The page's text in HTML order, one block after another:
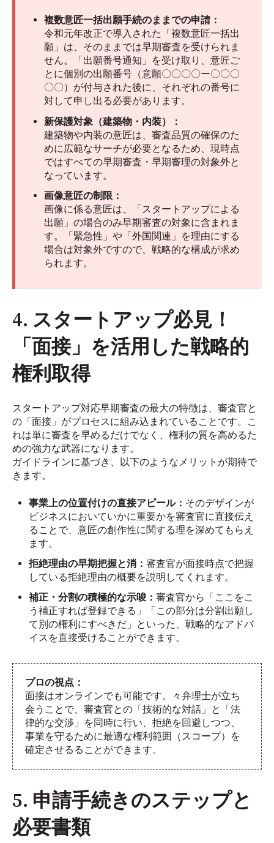
複数意匠一括出願手続のままでの申請：
令和元年改正で導入された「複数意匠一括出
願」は、そのままでは早期審査を受けられま
せん。「出願番号通知」を受け取り、意匠ご
とに個別の出願番号（意願〇〇〇〇ー〇〇〇
〇〇）が付与された後に、それぞれの番号に
対して申し出る必要があります。
新保護対象（建築物・内装）：
建築物や内装の意匠は、審査品質の確保のた
めに広範なサーチが必要となるため、現時点
ではすべての早期審査・早期審理の対象外と
なっています。
画像意匠の制限：
画像に係る意匠は、「スタートアップによる
出願」の場合のみ早期審査の対象に含まれま
す。「緊急性」や「外国関連」を理由にする
場合は対象外ですので、戦略的な構成が求め
られます。
4. スタートアップ必見！
「面接」を活用した戦略的
権利取得
スタートアップ対応早期審査の最大の特徴は、審査官と
の「面接」がプロセスに組み込まれていることです。こ
れは単に審査を早めるだけでなく、権利の質を高めるた
めの強力な武器になります。
ガイドラインに基づき、以下のようなメリットが期待で
きます。
事業上の位置付けの直接アピール： そのデザインが
ビジネスにおいていかに重要かを審査官に直接伝え
ることで、意匠の創作性に関する理を深めてもらえ
ます。
拒絶理由の早期把握と消：審査官が面接時点で把握
している拒絶理由の概要を説明してくれます。
補正・分割の積極的な示唆：審査官から「ここをこ
う補正すれば登録できる」「この部分は分割出願し
て別の権利にすべきだ」といった、戦略的なアドバ
イスを直接受けることができます。
プロの視点：
面接はオンラインでも可能です。々弁理士が立ち
会うことで、審査官との「技術的な対話」と「法
律的な交渉」を同時に行い、拒絶を回避しつつ、
事業を守るために最適な権利範囲（スコープ）を
確定させるることができます。
5. 申請手続きのステップと
必要書類